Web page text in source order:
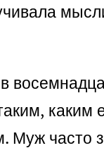
каким
Муж часто